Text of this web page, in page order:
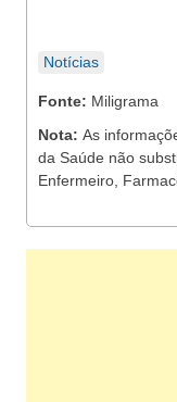
Notícias
Fonte: Miligrama
Nota: As
da Saúde não
Enfermeiro,